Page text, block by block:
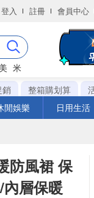
登入 註冊 會員中心
米
銷
整箱購划算
閒娛樂
日用生活
防風裙 保
層保暖